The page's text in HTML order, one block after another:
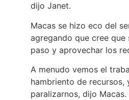
dijo Janet.
Macas se hizo eco del
agregando que cree
paso y aprovechar los
A menudo vemos el
hambriento de
paralizarnos, dijo